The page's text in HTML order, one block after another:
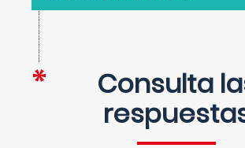
Consulta